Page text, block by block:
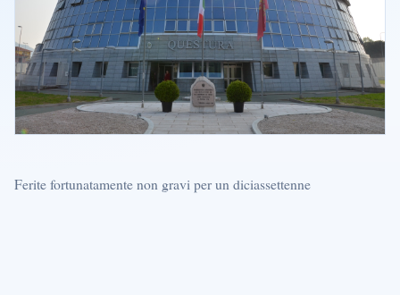
Ferite fortunatamente non gravi per un diciassettenne